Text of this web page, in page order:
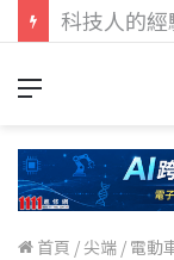
科技人找
首頁 /尖端 / 電動